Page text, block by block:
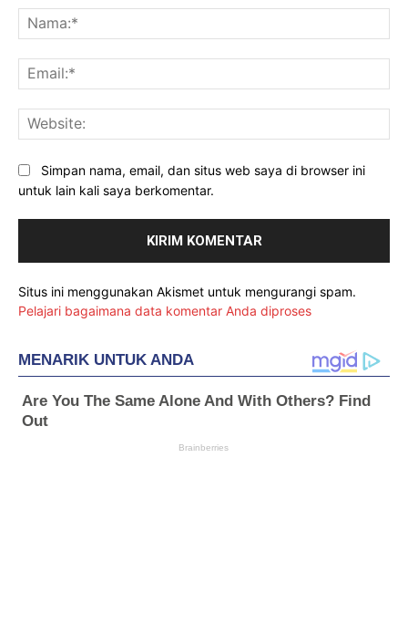
Simpan nama, email, dan situs web saya di browser ini
untuk lain kali saya berkomentar.
Situs ini menggunakan Akismet untuk mengurangi spam.
Pelajari bagaimana data komentar Anda diproses